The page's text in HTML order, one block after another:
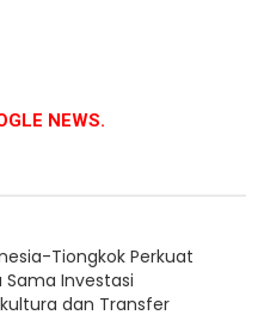
NEWS.
Tiongkok Perkuat
Sama Investasi
dan Transfer